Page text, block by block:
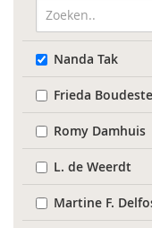
Nanda Tak
Frieda
Romy Damhuis
L. de Weerdt
Martine F.